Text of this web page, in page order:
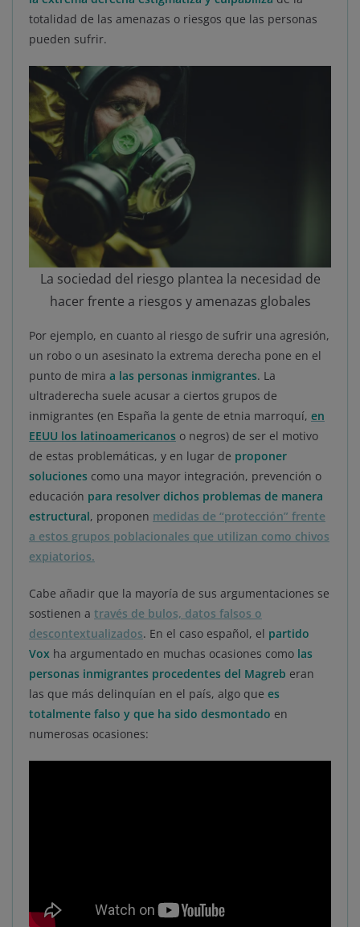
totalidad de las amenazas o riesgos que las personas
pueden sufrir.
La sociedad del riesgo plantea la necesidad de
hacer frente a riesgos y amenazas globales
Por ejemplo, en cuanto al riesgo de sufrir una agresión,
un robo o un asesinato la extrema derecha pone en el
punto de mira a las personas inmigrantes. La
ultraderecha suele acusar a ciertos grupos de
inmigrantes (en España la gente de etnia marroquí, en
EEUU los latinoamericanos o negros) de ser el motivo
de estas problemáticas, y en lugar de proponer
soluciones como una mayor integración, prevención o
educación para resolver dichos problemas de manera
estructural, proponen medidas de “protección” frente
a estos grupos poblacionales que utilizan como chivos
expiatorios.
Cabe añadir que la mayoría de sus argumentaciones se
sostienen a través de bulos, datos falsos o
descontextualizados. En el caso español, el partido
Vox ha argumentado en muchas ocasiones como las
personas inmigrantes procedentes del Magreb eran
las que más delinquían en el país, algo que es
totalmente falso y que ha sido desmontado en
numerosas ocasiones: